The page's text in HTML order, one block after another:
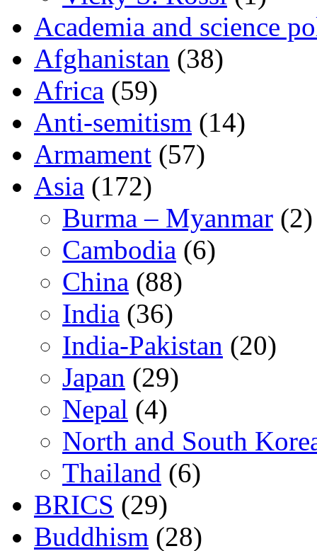
Academia and science
Afghanistan (38)
Africa (59)
Anti-semitism (14)
Armament (57)
Asia (172)
Burma – Myanmar (2)
Cambodia (6)
China (88)
India (36)
India-Pakistan (20)
Japan (29)
Nepal (4)
North and South
Thailand (6)
BRICS (29)
Buddhism (28)